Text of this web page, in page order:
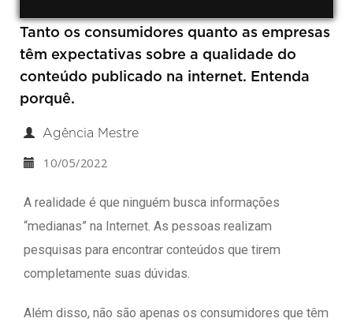
Tanto os consumidores quanto as empresas
têm expectativas sobre a qualidade do
conteúdo publicado na internet. Entenda
porquê.
Agência Mestre
10/05/2022
A realidade é que ninguém busca informações
“medianas” na Internet. As pessoas realizam
pesquisas para encontrar conteúdos que tirem
completamente suas dúvidas.
Além disso, não são apenas os consumidores que têm